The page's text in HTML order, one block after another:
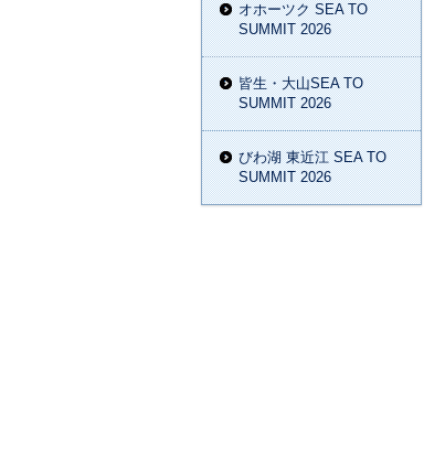
オホーツク SEA TO
SUMMIT 2026
皆生・大山SEA TO
SUMMIT 2026
びわ湖 東近江 SEA TO
SUMMIT 2026